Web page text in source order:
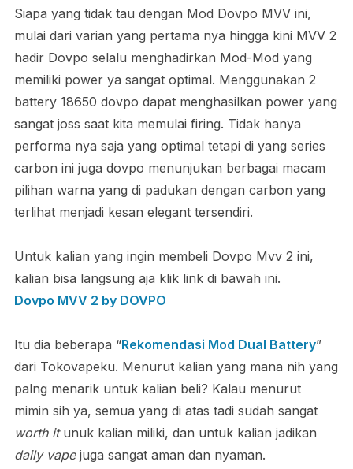
Siapa yang tidak tau dengan Mod Dovpo MVV ini,
mulai dari varian yang pertama nya hingga kini MVV 2
hadir Dovpo selalu menghadirkan Mod-Mod yang
memiliki power ya sangat optimal. Menggunakan 2
battery 18650 dovpo dapat menghasilkan power yang
sangat joss saat kita memulai firing. Tidak hanya
performa nya saja yang optimal tetapi di yang series
carbon ini juga dovpo menunjukan berbagai macam
pilihan warna yang di padukan dengan carbon yang
terlihat menjadi kesan elegant tersendiri.
Untuk kalian yang ingin membeli Dovpo Mvv 2 ini,
kalian bisa langsung aja klik link di bawah ini.
Dovpo MVV 2 by DOVPO
Itu dia beberapa “Rekomendasi Mod Dual Battery”
dari Tokovapeku. Menurut kalian yang mana nih yang
palng menarik untuk kalian beli? Kalau menurut
mimin sih ya, semua yang di atas tadi sudah sangat
worth it unuk kalian miliki, dan untuk kalian jadikan
daily vape juga sangat aman dan nyaman.